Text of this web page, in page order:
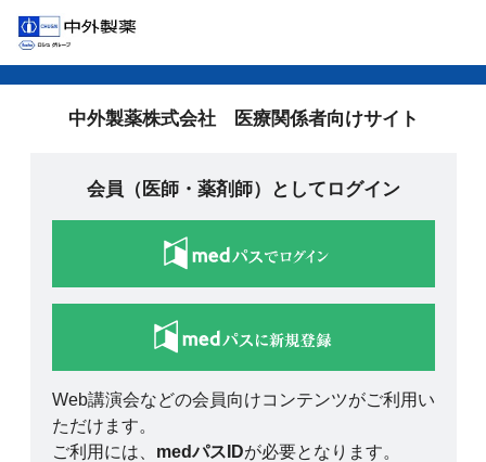
中外製薬株式会社 医療関係者向けサイト
会員（医師・薬剤師）としてログイン
Web講演会などの会員向けコンテンツがご利用い
ただけます。
ご利用には、 medパスIDが必要となります。